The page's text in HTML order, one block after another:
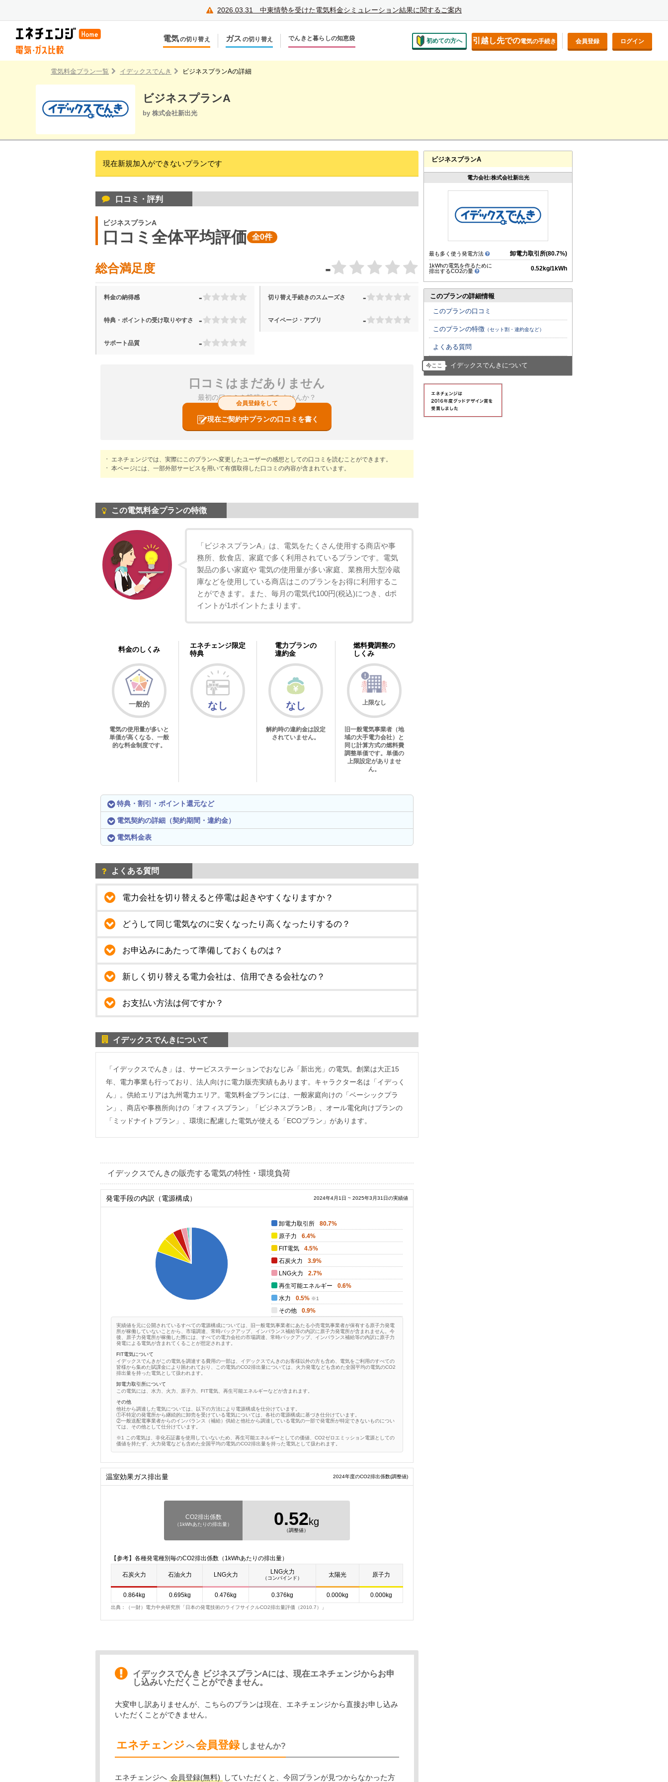
2026.03.31 中東情勢を受けた電気料金シミュレーション結果に関するご案内
電気の切り替え
引越しで新しく申し込み
ガス の切り替え
引越しで新しく申し込み
でんきと暮らしの知恵袋 初めての方へ 引越し先での電気の手続き 会員登録 ログイン
電気料金プラン一覧 イデックスでんき ビジネスプランAの詳細
ビジネスプランA
by 株式会社新出光
現在新規加入ができないプランです
口コミ・評判
ビジネスプランA
口コミ全体平均評価 全0件
総合満足度 -
料金の納得感 - 切り替え手続きのスムーズさ -
特典・ポイントの受け取りやすさ - マイページ・アプリ -
サポート品質 -
口コミはまだありません
最初の口コミを投稿してみませんか？
会員登録をして
現在ご契約中プランの口コミを書く
エネチェンジでは、実際にこのプランへ変更したユーザーの感想としての口コミを読むことができます。
本ページには、一部外部サービスを用いて有償取得した口コミの内容が含まれています。
この電気料金プランの特徴
「ビジネスプランA」は、電気をたくさん使用する商店や事
務所、飲食店、家庭で多く利用されているプランです。電気
製品の多い家庭や 電気の使用量が多い家庭、業務用大型冷蔵
庫などを使用している商店はこのプランをお得に利用するこ
とができます。また、毎月の電気代100円(税込)につき、dポ
イントが1ポイントたまります。
料金のしくみ
一般的
電気の使用量が多いと
単価が高くなる、一般
的な料金制度です。
エネチェンジ限定
特典
なし
電力プランの
違約金
なし
解約時の違約金は設定
されていません。
燃料費調整の
しくみ
上限なし
旧一般電気事業者（地
域の大手電力会社）と
同じ計算方式の燃料費
調整単価です。単価の
上限設定がありませ
ん。
特典・割引・ポイント還元など
電気契約の詳細（契約期間・違約金）
電気料金表
よくある質問
電力会社を切り替えると停電は起きやすくなりますか？
どうして同じ電気なのに安くなったり高くなったりするの？
お申込みにあたって準備しておくものは？
新しく切り替える電力会社は、信用できる会社なの？
お支払い方法は何ですか？
イデックスでんきについて
「イデックスでんき」は、サービスステーションでおなじみ「新出光」の電気。創業は大正15
年、電力事業も行っており、法人向けに電力販売実績もあります。キャラクター名は「イデっく
ん」。供給エリアは九州電力エリア。電気料金プランには、一般家庭向けの「ベーシックプラ
ン」、商店や事務所向けの「オフィスプラン」「ビジネスプランB」、オール電化向けプランの
「ミッドナイトプラン」、環境に配慮した電気が使える「ECOプラン」があります。
イデックスでんきの販売する電気の特性・環境負荷
発電手段の内訳（電源構成） 2024年4月1日 ~ 2025年3月31日の実績値
卸電力取引所
80.7%
原子力
6.4%
FIT電気
4.5%
石炭火力
3.9%
LNG火力
2.7%
再生可能エネルギー
0.6%
水力
0.5%
その他
0.9%
実績値を元に公開されているすべての電源構成については、旧一般電気事業者にあたる小売電気事業者が保有する原子力発電
所が稼働していないことから、市場調達、常時バックアップ、インバランス補給等の内訳に原子力発電所が含まれません。今
後、原子力発電所が稼働した際には、すべての電力会社の市場調達、常時バックアップ、インバランス補給等の内訳に原子力
発電による電気が含まれてくることが想定されます。
FIT電気について
イデックスでんきがこの電気を調達する費用の一部は、イデックスでんきのお客様以外の方も含め、電気をご利用のすべての
皆様から集めた賦課金により賄われており、この電気のCO2排出量については、火力発電なども含めた全国平均の電気のCO2
排出量を持った電気として扱われます。
卸電力取引所について
この電気には、水力、火力、原子力、FIT電気、再生可能エネルギーなどが含まれます。
その他
他社から調達した電気については、以下の方法により電源構成を仕分けています。
①不特定の発電所から継続的に卸売を受けている電気については、各社の電源構成に基づき仕分けています。
②一般送配電事業者からのインバランス（補給）供給と他社から調達している電気の一部で発電所が特定できないものについ
ては、その他として仕分けています。
この電気は、非化石証書を使用していないため、再生可能エネルギーとしての価値、CO2ゼロエミッション電源としての
価値を持たず、火力発電なども含めた全国平均の電気のCO2排出量を持った電気として扱われます。
温室効果ガス排出量 2024年度のCO2排出係数(調整値)
CO2排出係数
（1kWhあたりの排出量） 0.52kg
（調整値）
【参考】各種発電種別毎のCO2排出係数（1kWhあたりの排出量）
石炭火力 石油火力 LNG火力 LNG火力
（コンバインド） 太陽光 原子力
0.864kg 0.695kg 0.476kg 0.376kg 0.000kg 0.000kg
出典：（一財）電力中央研究所「日本の発電技術のライフサイクルCO2排出量評価（2010.7）」
イデックスでんき ビジネスプランAには、現在エネチェンジからお申
し込みいただくことができません。
大変申し訳ありませんが、こちらのプランは現在、エネチェンジから直接お申し込み
いただくことができません。
エネチェンジ へ会員登録 しませんか?
エネチェンジへ 会員登録(無料) していただくと、今回プランが見つからなかった方
ビジネスプランA
電力会社:株式会社新出光
最も多く使う発電方法 卸電力取引所(80.7%)
1kWhの電気を作るために
排出するCO2の量
0.52kg/1kWh
このプランの詳細情報
このプランの口コミ
このプランの特徴 （セット割・違約金など）
よくある質問
今ここ イデックスでんきについて